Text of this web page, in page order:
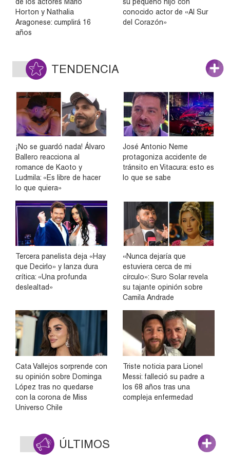
Horton y Nathalia
Aragonese: cumplirá 16
años
conocido actor de «Al Sur
del Corazón»
TENDENCIA
¡No se guardó nada! Álvaro
Ballero reacciona al
romance de Kaoto y
Ludmila: «Es libre de hacer
lo que quiera»
José Antonio Neme
protagoniza accidente de
tránsito en Vitacura: esto es
lo que se sabe
Tercera panelista deja «Hay
que Decirlo» y lanza dura
crítica: «Una profunda
deslealtad»
«Nunca dejaría que
estuviera cerca de mi
círculo»: Suro Solar revela
su tajante opinión sobre
Camila Andrade
Cata Vallejos sorprende con
su opinión sobre Dominga
López tras no quedarse
con la corona de Miss
Universo Chile
Triste noticia para Lionel
Messi: falleció su padre a
los 68 años tras una
compleja enfermedad
ÚLTIMOS